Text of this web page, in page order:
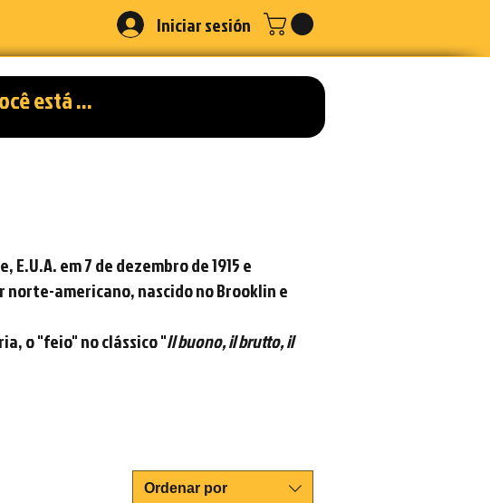
Iniciar sesión
E.U.A. em7 de dezembrode1915e
norte-americano, nascido noBrookline
o "feio" no clássico "Il buono, il brutto, il
Ordenar por